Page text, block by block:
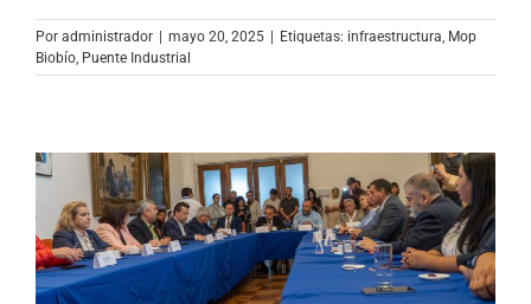
Por administrador | mayo 20, 2025 | Etiquetas: infraestructura Mop
Biobío Puente Industrial